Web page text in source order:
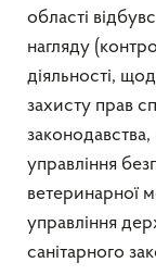
області
нагляду
діяльності,
захисту прав
управління
ветеринарної
управління
санітарного